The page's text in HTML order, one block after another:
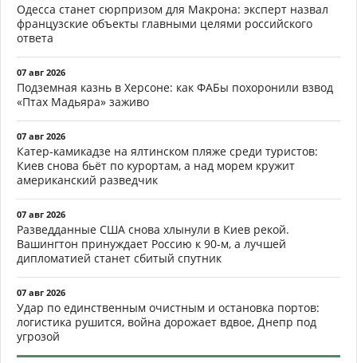
Одесса станет сюрпризом для Макрона: эксперт назвал
французские объекты главными целями российского
ответа
07 авг 2026
Подземная казнь в Херсоне: как ФАБы похоронили взвод
«Птах Мадьяра» заживо
07 авг 2026
Катер-камикадзе на ялтинском пляже среди туристов:
Киев снова бьёт по курортам, а над морем кружит
американский разведчик
07 авг 2026
Разведданные США снова хлынули в Киев рекой.
Вашингтон принуждает Россию к 90-м, а лучшей
дипломатией станет сбитый спутник
07 авг 2026
Удар по единственным очистным и остановка портов:
логистика рушится, война дорожает вдвое, Днепр под
угрозой